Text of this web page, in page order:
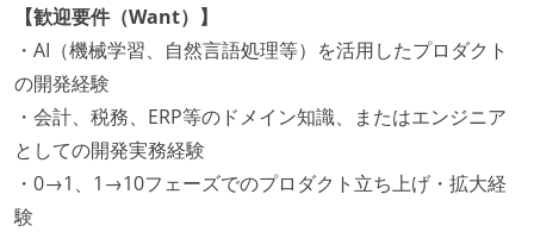
【歓迎要件（Want）】
・AI（機械学習、自然言語処理等）を活用したプロダクト
の開発経験
・会計、税務、ERP等のドメイン知識、またはエンジニア
としての開発実務経験
・0→1、1→10フェーズでのプロダクト立ち上げ・拡大経
験